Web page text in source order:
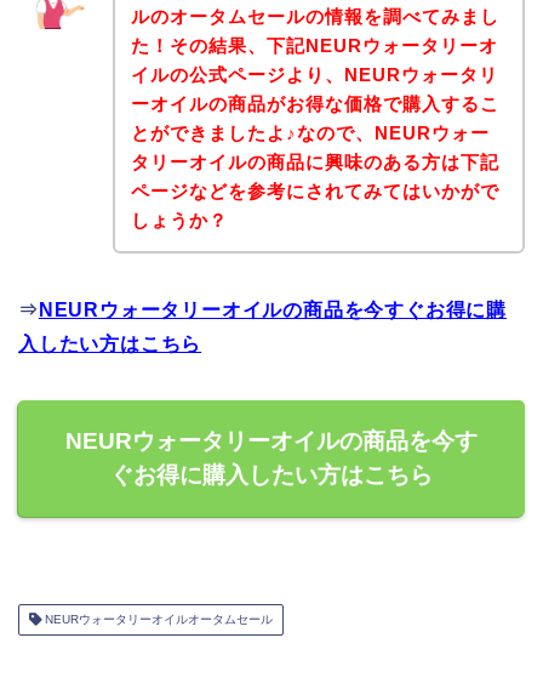
ルのオータムセールの情報を調べてみまし
た！その結果、下記NEURウォータリーオ
イルの公式ページより、NEURウォータリ
ーオイルの商品がお得な価格で購入するこ
とができましたよ♪なので、NEURウォー
タリーオイルの商品に興味のある方は下記
ページなどを参考にされてみてはいかがで
しょうか？
⇒ NEURウォータリーオイルの商品を今すぐお得に購
入したい方はこちら
NEURウォータリーオイルの商品を今す
ぐお得に購入したい方はこちら
NEURウォータリーオイルオータムセール